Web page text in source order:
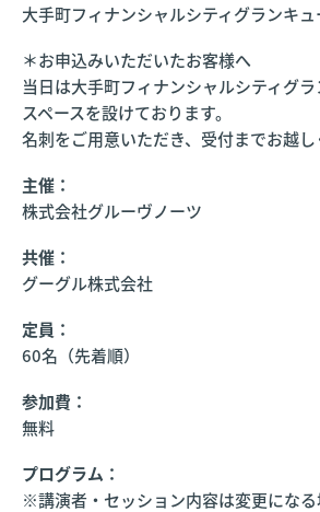
大手町フィナンシャルシティグランキュ
＊お申込みいただいたお客様へ
当日は大手町フィナンシャルシティグ
スペースを設けております。
名刺をご用意いただき、受付までお越し
主催：
株式会社グルーヴノーツ
共催：
グーグル株式会社
定員：
60名（先着順）
参加費：
無料
プログラム：
※講演者・セッション内容は変更になる